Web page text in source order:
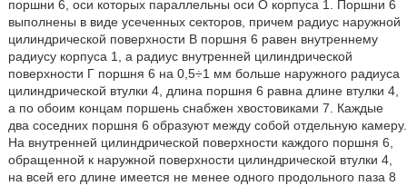
поршни 6, оси которых параллельны оси O корпуса 1. Поршни 6
выполнены в виде усеченных секторов, причем радиус наружной
цилиндрической поверхности В поршня 6 равен внутреннему
радиусу корпуса 1, а радиус внутренней цилиндрической
поверхности Г поршня 6 на 0,5÷1 мм больше наружного радиуса
цилиндрической втулки 4, длина поршня 6 равна длине втулки 4,
а по обоим концам поршень снабжен хвостовиками 7. Каждые
два соседних поршня 6 образуют между собой отдельную камеру.
На внутренней цилиндрической поверхности каждого поршня 6,
обращенной к наружной поверхности цилиндрической втулки 4,
на всей его длине имеется не менее одного продольного паза 8